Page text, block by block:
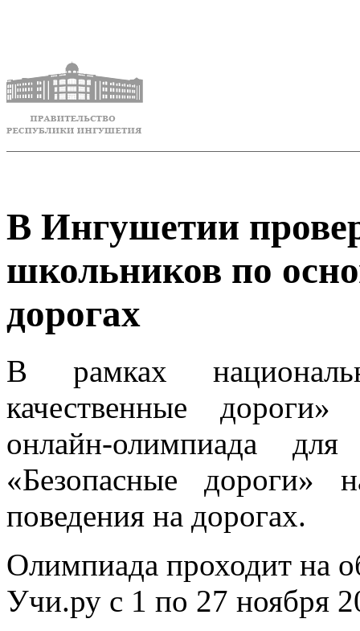
В Ингушетии
школьников по
дорогах
В рамках
качественные дороги»
онлайн-олимпиада
«Безопасные дороги»
поведения на дорогах.
Олимпиада проходит на
Учи.ру с 1 по 27 ноября